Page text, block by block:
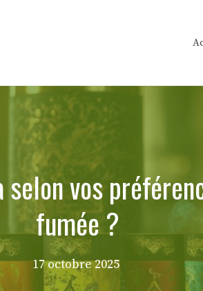
vos
fumée ?
17 octobre 2025